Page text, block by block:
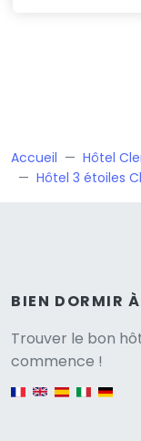
Accueil
Hôtel
Hôtel 3 étoiles
BIEN DORMIR
Trouver le bon
commence !
English version